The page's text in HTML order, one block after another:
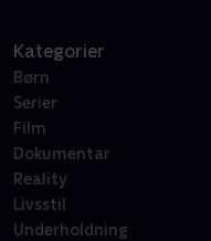
Kategorier
Børn
Serier
Film
Dokumentar
Reality
Livsstil
Underholdning